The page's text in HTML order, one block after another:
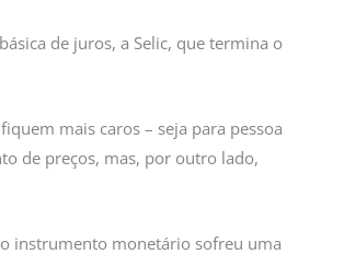
de juros, a Selic, que termina o
mais caros – seja para pessoa
de preços, mas, por outro lado,
instrumento monetário sofreu uma